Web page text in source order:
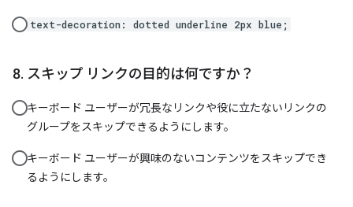
text-decoration: dotted underline 2px blue;
スキップ リンクの目的は何ですか？
キーボード ユーザーが冗長なリンクや役に立たないリンクの
グループをスキップできるようにします。
キーボード ユーザーが興味のないコンテンツをスキップでき
るようにします。